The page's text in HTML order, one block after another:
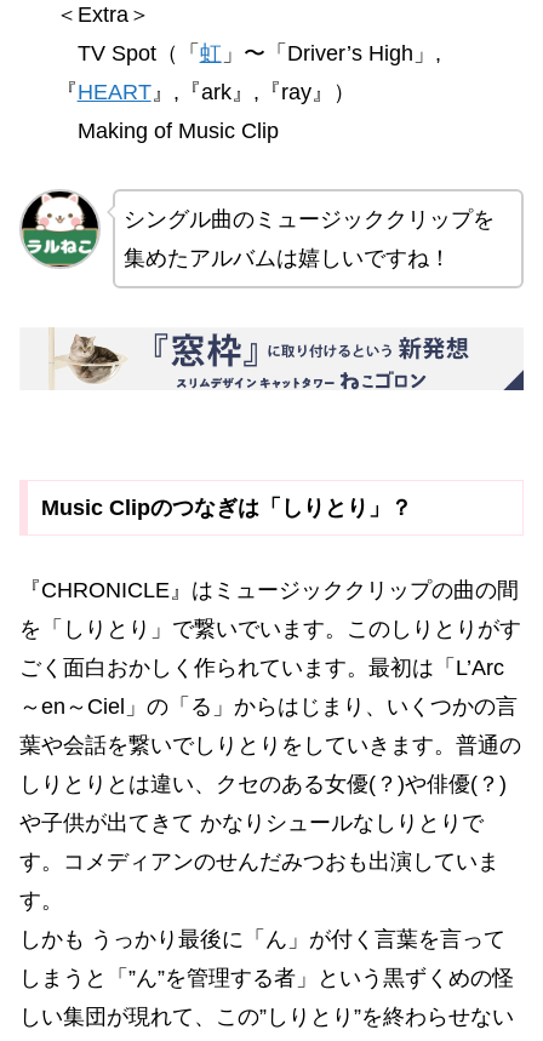
＜Extra＞
TV Spot（「 虹 」〜「Driver’s High」,
『HEART』,『ark』,『ray』）
Making of Music Clip
シングル曲のミュージッククリップを
集めたアルバムは嬉しいですね！
Music Clipのつなぎは「しりとり」？
『CHRONICLE』はミュージッククリップの曲の間
を「しりとり」で繋いでいます。このしりとりがす
ごく面白おかしく作られています。最初は「L’Arc
～en～Ciel」の「る」からはじまり、いくつかの言
葉や会話を繋いでしりとりをしていきます。普通の
しりとりとは違い、クセのある女優(？)や俳優(？)
や子供が出てきて かなりシュールなしりとりで
す。コメディアンのせんだみつおも出演していま
す。
しかも うっかり最後に「ん」が付く言葉を言って
しまうと「”ん”を管理する者」という黒ずくめの怪
しい集団が現れて、この”しりとり”を終わらせない